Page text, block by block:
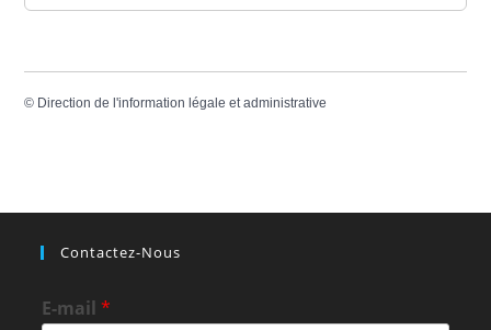
© Direction de l'information légale et administrative
Contactez-Nous
E-mail*